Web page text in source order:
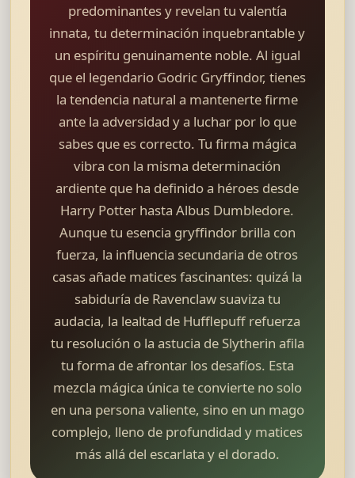
predominantes y revelan tu valentía
innata, tu determinación inquebrantable y
un espíritu genuinamente noble. Al igual
que el legendario Godric Gryffindor, tienes
la tendencia natural a mantenerte firme
ante la adversidad y a luchar por lo que
sabes que es correcto. Tu firma mágica
vibra con la misma determinación
ardiente que ha definido a héroes desde
Harry Potter hasta Albus Dumbledore.
Aunque tu esencia gryffindor brilla con
fuerza, la influencia secundaria de otros
casas añade matices fascinantes: quizá la
sabiduría de Ravenclaw suaviza tu
audacia, la lealtad de Hufflepuff refuerza
tu resolución o la astucia de Slytherin afila
tu forma de afrontar los desafíos. Esta
mezcla mágica única te convierte no solo
en una persona valiente, sino en un mago
complejo, lleno de profundidad y matices
más allá del escarlata y el dorado.